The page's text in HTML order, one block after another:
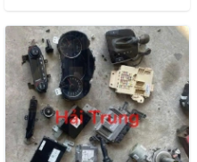
khí, Cọc lái, Đồng hồ,
Công tắc điều hòa, Màn
hình, ECU..